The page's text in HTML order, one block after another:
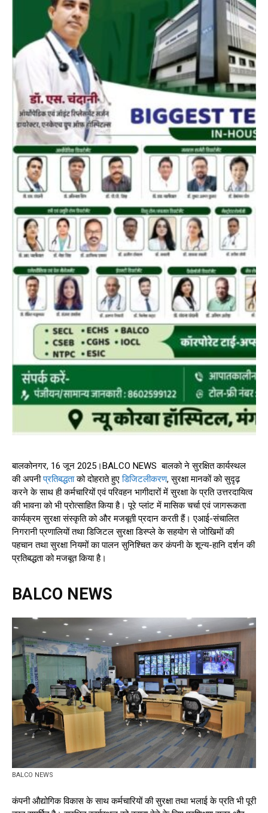
बालकोनगर, 16 जून 2025।BALCO NEWS बालको ने सुरक्षित कार्यस्थल
की अपनीप्रतिबद्धताको दोहराते हुएडिजिटलीकरण, सुरक्षा मानकों को सुदृढ़
करने के साथ ही कर्मचारियों एवं परिवहन भागीदारों में सुरक्षा के प्रति उत्तरदायित्व
की भावना को भी प्रोत्साहित किया है। पूरे प्लांट में मासिक चर्चा एवं जागरूकता
कार्यक्रम सुरक्षा संस्कृति को और मजबूती प्रदान करती हैं। एआई-संचालित
निगरानी प्रणालियों तथा डिजिटल सुरक्षा डिस्प्ले के सहयोग से जोखिमों की
पहचान तथा सुरक्षा नियमों का पालन सुनिश्चित कर कंपनी के शून्य-हानि दर्शन की
प्रतिबद्धता को मजबूत किया है।
BALCO NEWS
BALCO NEWS
कंपनी औद्योगिक विकास के साथ कर्मचारियों की सुरक्षा तथा भलाई के प्रति भी पूरी